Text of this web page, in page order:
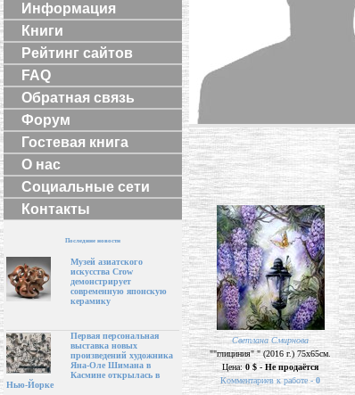
Информация
Книги
Рейтинг сайтов
FAQ
Обратная связь
Форум
Гостевая книга
О нас
Социальные сети
Контакты
Последние новости
Музей азиатского
искусства Crow
демонстрирует
современную японскую
керамику
Первая персональная
выставка новых
произведений художника
Яна-Оле Шимана в
Касмине открылась в
Нью-Йорке
Светлана Смирнова
""глициния" " (2016 г.) 75х65см.
Цена:0 $ - Не продаётся
Комментариев к работе - 0